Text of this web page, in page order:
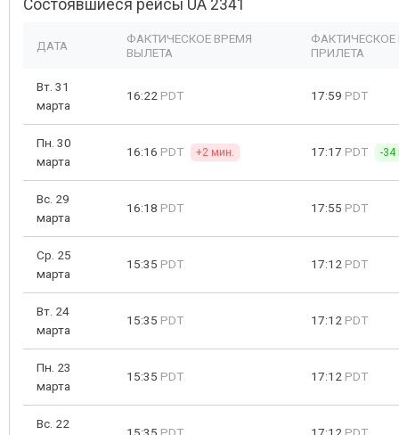
Состоявшиеся рейсы UA 2341
ДАТА
ФАКТИЧЕСКОЕ ВРЕМЯ
ВЫЛЕТА
ФАКТИЧЕСКОЕ
ПРИЛЕТА
Вт. 31
марта
16:22 PDT 17:59 PDT
Пн. 30
марта
16:16 PDT +2 мин. 17:17 PDT -34
Вс. 29
марта
16:18 PDT 17:55 PDT
Ср. 25
марта
15:35 PDT 17:12 PDT
Вт. 24
марта
15:35 PDT 17:12 PDT
Пн. 23
марта
15:35 PDT 17:12 PDT
Вс. 22